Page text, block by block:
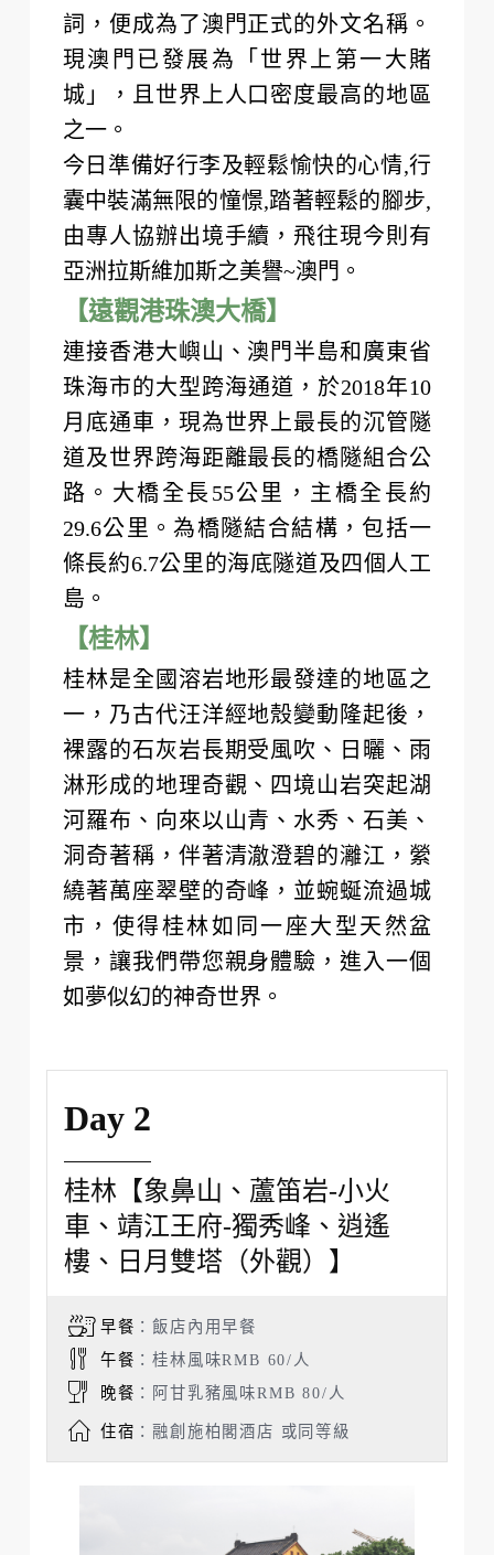
*出發當天請保持旅客聯絡手機暢
通，以免因手機號碼錯誤或無法接
通導致行程延誤。
【澳門】
洋人稱作Macao，是源自「媽閣」，
意為當時澳門人口中的媽祖廟，當時
到達的葡萄牙人後來知道Macau一
現澳門已發展為「世界上第一大賭
城」，且世界上人口密度最高的地區
之一。
今日準備好行李及輕鬆愉快的心情,行
囊中裝滿無限的憧憬,踏著輕鬆的腳步,
由專人協辦出境手續，飛往現今則有
亞洲拉斯維加斯之美譽~澳門。
【遠觀港珠澳大橋】
珠海市的大型跨海通道，於2018年10
月底通車，現為世界上最長的沉管隧
道及世界跨海距離最長的橋隧組合公
路。大橋全長55公里，主橋全長約
29.6公里。為橋隧結合結構，包括一
條長約6.7公里的海底隧道及四個人工
島。
【桂林】
桂林是全國溶岩地形最發達的地區之
一，乃古代汪洋經地殼變動隆起後，
洞奇著稱，伴著清澈澄碧的灕江，縈
繞著萬座翠壁的奇峰，並蜿蜒流過城
市，使得桂林如同一座大型天然盆
景，讓我們帶您親身體驗，進入一個
如夢似幻的神奇世界。
Day 2
桂林【象鼻山、蘆笛岩-小火
樓、日月雙塔（外觀）】